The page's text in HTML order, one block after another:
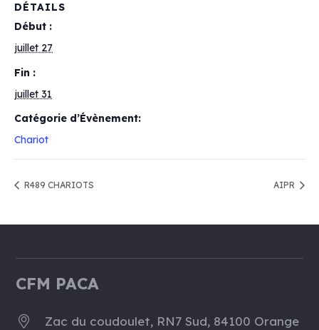
DÉTAILS
Début :
juillet 27
Fin :
juillet 31
Catégorie d’Évènement:
Chariot
R489 CHARIOTS AIPR
CFM PACA
Zac du coudoulet, RN7 Sud, 84100 Orange